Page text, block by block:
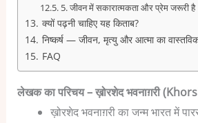
5. जीवन में सकारात्मकता और प्रेम जरूरी है
क्यों पढ़नी चाहिए यह किताब?
निष्कर्ष — जीवन, मृत्यु और आत्मा का वास्तविक
FAQ
लेखक का परिचय – ख़ोरशेद भवनाग़री
ख़ोरशेद भवनाग़री का जन्म भारत में